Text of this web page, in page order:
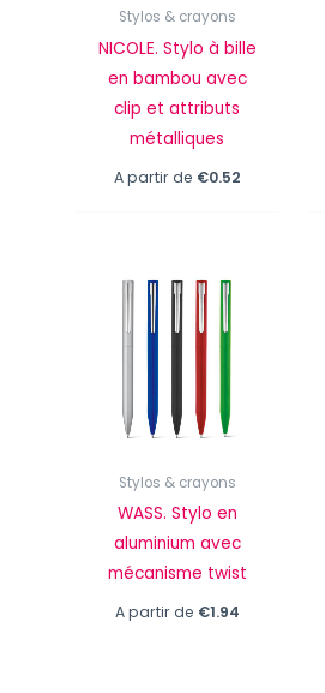
Stylos & crayons
NICOLE. Stylo à bille
en bambou avec
clip et attributs
métalliques
A partir de €0.52
Stylos & crayons
WASS. Stylo en
aluminium avec
mécanisme twist
A partir de €1.94